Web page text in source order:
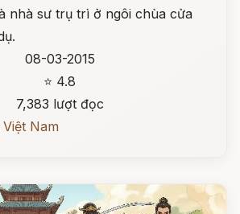
nhà sư trụ trì ở ngôi chùa cửa
08-03-2015
⭐ 4.8
7,383 lượt đọc
Nam